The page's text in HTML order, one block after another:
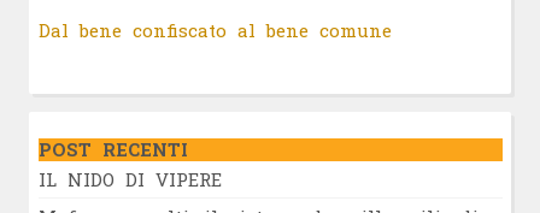
Dal bene confiscato al bene comune
POST RECENTI
IL NIDO DI VIPERE